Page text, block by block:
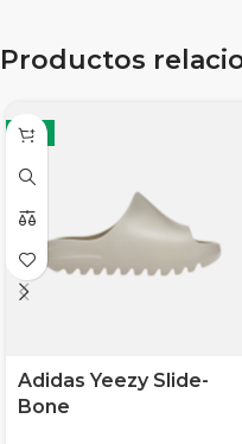
Productos
-8%
Adidas Yeezy Slide-
Bone